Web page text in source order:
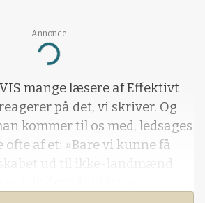
Annonce
Loading...
mange læsere af Effektivt
på det, vi skriver. Og
kommer til os med, ledsages
af et: »Bare vi kunne få
ud til ikke-landmænd